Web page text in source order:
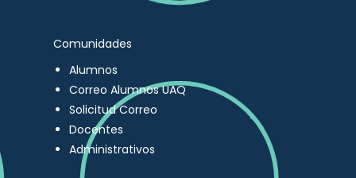
Comunidades
Alumnos
Correo Alumnos UAQ
Solicitud Correo
Docentes
Administrativos